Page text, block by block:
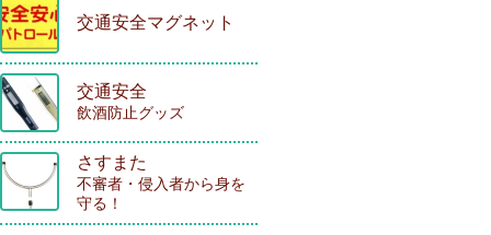
交通安全マグネット
交通安全
飲酒防止グッズ
さすまた
不審者・侵入者から身を
守る！